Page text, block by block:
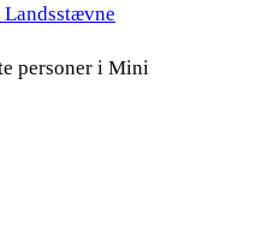
personer i Mini